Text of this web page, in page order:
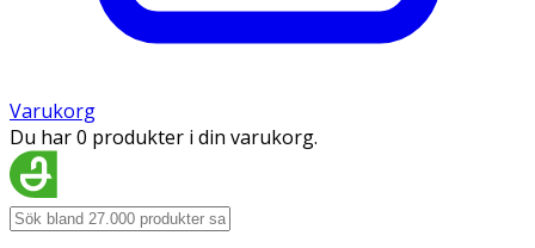
Varukorg
Du har 0 produkter i din varukorg.